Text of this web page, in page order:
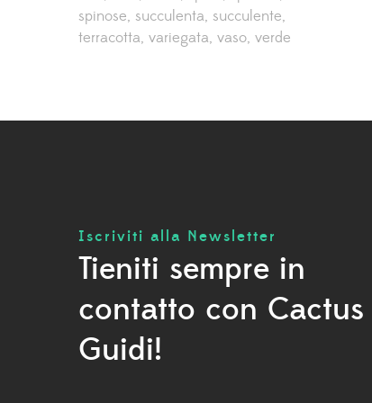
spinose succulenta succulente
terracotta variegata vaso verde
Iscriviti alla Newsletter
Tieniti sempre in
contatto con Cactus
Guidi!